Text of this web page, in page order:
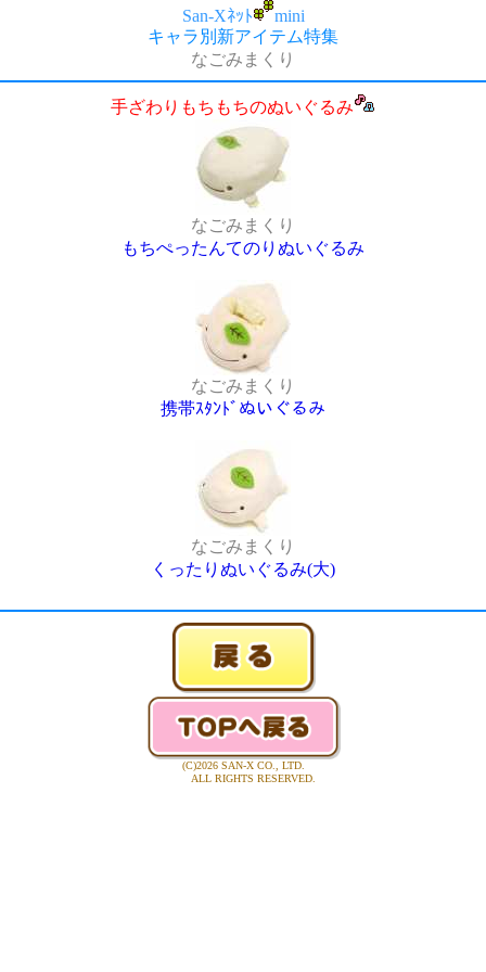
San-Xﾈｯﾄ
mini
キャラ別新アイテム特集
なごみまくり
手ざわりもちもちのぬいぐるみ
なごみまくり
もちぺったんてのりぬいぐるみ
なごみまくり
携帯ｽﾀﾝﾄﾞぬいぐるみ
なごみまくり
くったりぬいぐるみ(大)
(C)2026 SAN-X CO., LTD.
ALL RIGHTS RESERVED.